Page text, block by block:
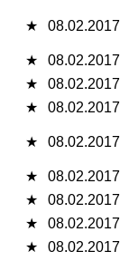
★ 08.02.2017
★
08.02.2017
★
08.02.2017
★
08.02.2017
★ 08.02.2017
★
08.02.2017
★
08.02.2017
★
08.02.2017
★
08.02.2017